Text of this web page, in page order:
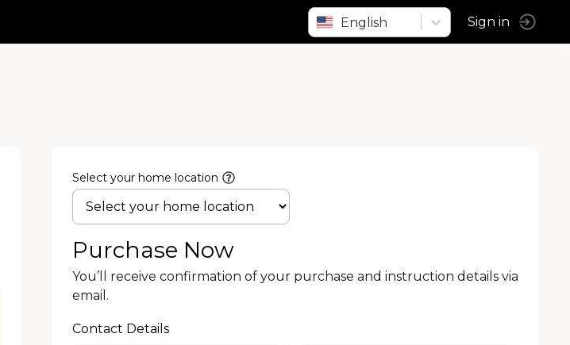
English Sign in
Select your home location
Purchase Now
You’ll receive confirmation of your purchase and instruction details via
email.
Contact Details